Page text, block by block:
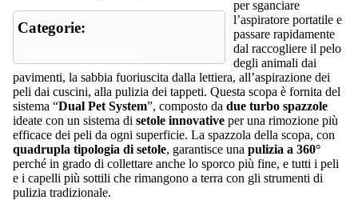
Categorie:
per sganciare
l’aspiratore portatile e
passare rapidamente
dal raccogliere il pelo
degli animali dai
pavimenti, la sabbia fuoriuscita dalla lettiera, all’aspirazione dei
peli dai cuscini, alla pulizia dei tappeti. Questa scopa è fornita del
sistema “Dual Pet System”, composto da due turbo spazzole
ideate con un sistema di setole innovative per una rimozione più
efficace dei peli da ogni superficie. La spazzola della scopa, con
quadrupla tipologia di setole, garantisce una pulizia a 360°
perché in grado di collettare anche lo sporco più fine, e tutti i peli
e i capelli più sottili che rimangono a terra con gli strumenti di
pulizia tradizionale.